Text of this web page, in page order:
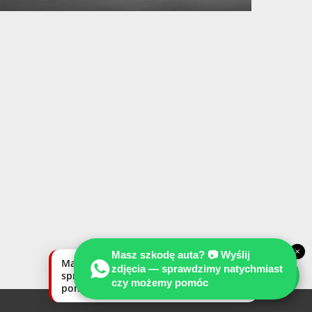
Masz szkodę auta? 📷 Wyślij
zdjęcia — sprawdzimy natychmiast
czy możemy pomóc
×
Masz szkodę auta? Wyślij zdjęcia —
sprawdzimy natychmiast, czy możemy
pomóc.